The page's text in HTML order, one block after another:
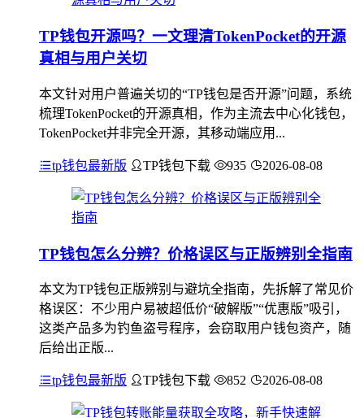
TP钱包开源吗？一文理清TokenPocket的开源
真相与用户关切
本文针对用户普遍关切的“TP钱包是否开源”问题，系统
梳理TokenPocket的开源真相，作为主流去中心化钱包，
TokenPocket并非完全开源，其移动端应用...
tp钱包最新版 TP钱包下载 935 2026-08-08
TP钱包怎么分辨？价格误区与正版辨别全指南
本文为TP钱包正版辨别与避坑全指南，先拆解了常见价
格误区：不少用户易被超低价“破解版”“优惠版”吸引，
这类产品多为钓鱼盗号程序，会窃取用户钱包资产，随
后给出正版...
tp钱包最新版 TP钱包下载 852 2026-08-08